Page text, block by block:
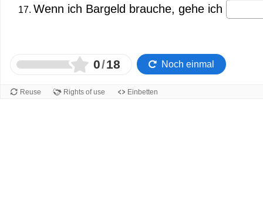
Wenn ich Bargeld brauche, gehe ich
0/18 Noch einmal
Reuse Rights of use Einbetten